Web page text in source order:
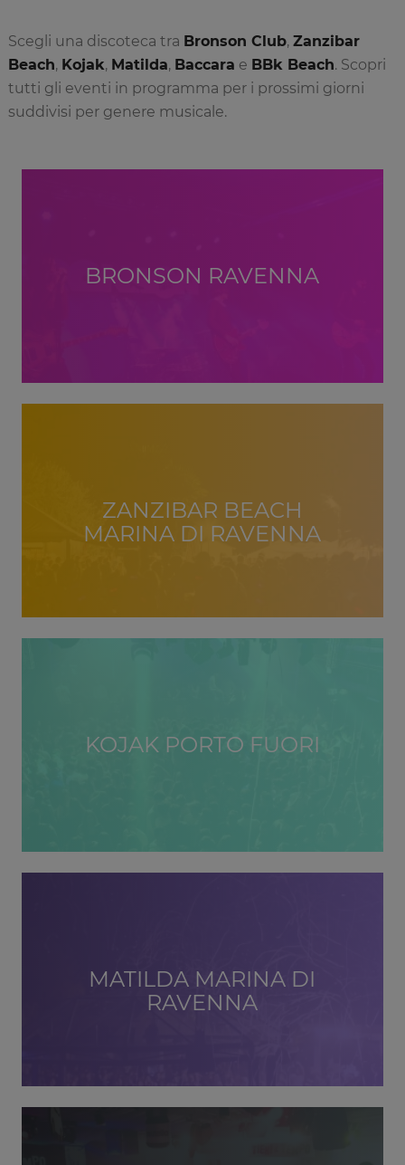
Scegli una discoteca tra Bronson Club, Zanzibar
Beach, Kojak, Matilda, Baccara e BBk Beach. Scopri
tutti gli eventi in programma per i prossimi giorni
suddivisi per genere musicale.
BRONSON RAVENNA
ZANZIBAR BEACH
MARINA DI RAVENNA
KOJAK PORTO FUORI
MATILDA MARINA DI
RAVENNA